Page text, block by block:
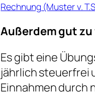
Rechnung (Muster v.
Außerdem gut zu
Es gibt eine
jährlich steuerfrei
Einnahmen durch